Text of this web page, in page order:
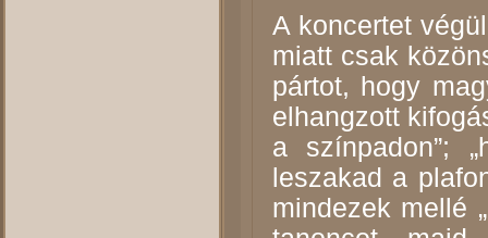
A koncertet
miatt csak
pártot, hogy
elhangzott
a színpadon”;
leszakad a
mindezek mellé